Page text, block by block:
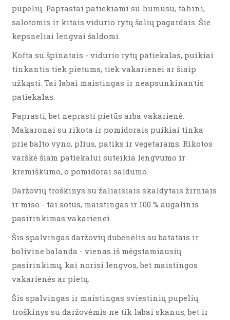
pupelių. Paprastai patiekiami su humusu, tahini,
salotomis ir kitais vidurio rytų šalių pagardais. Šie
kepsneliai lengvai šaldomi.
Kofta su špinatais - vidurio rytų patiekalas, puikiai
tinkantis tiek pietums, tiek vakarienei ar šiaip
užkąsti. Tai labai maistingas ir neapsunkinantis
patiekalas.
Paprasti, bet neprasti pietūs arba vakarienė.
Makaronai su rikota ir pomidorais puikiai tinka
prie balto vyno, plius, patiks ir vegetarams. Rikotos
varškė šiam patiekalui suteikia lengvumo ir
kremiškumo, o pomidorai saldumo.
Daržovių troškinys su žaliaisiais skaldytais žirniais
ir miso - tai sotus, maistingas ir 100 % augalinis
pasirinkimas vakarienei.
Šis spalvingas daržovių dubenėlis su batatais ir
bolivine balanda - vienas iš mėgstamiausių
pasirinkimų, kai norisi lengvos, bet maistingos
vakarienės ar pietų.
Šis spalvingas ir maistingas sviestinių pupelių
troškinys su daržovėmis ne tik labai skanus, bet ir